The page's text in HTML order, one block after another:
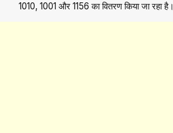
1010, 1001 और 1156 का वितरण किया जा रहा है।